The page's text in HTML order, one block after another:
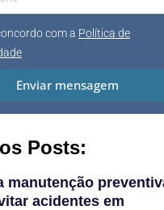
com a Política de
Enviar mensagem
Posts:
manutenção
acidentes em